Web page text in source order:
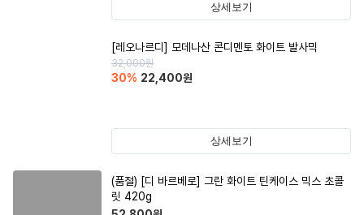
상세보기
[레오나르디] 모데나산 콘디멘토 화이트 발사믹
32,000원
30% 22,400원
상세보기
(품절) [디 바르베로] 그란 화이트 틴케이스 믹스 초콜
릿 420g